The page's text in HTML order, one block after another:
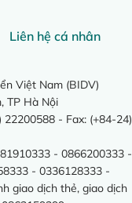
Liên hệ cá nhân
Việt Nam (BIDV)
TP Hà Nội
- Fax: (+84-24)
- 0866200333 -
- 0336128333 -
giao dịch thẻ, giao dịch